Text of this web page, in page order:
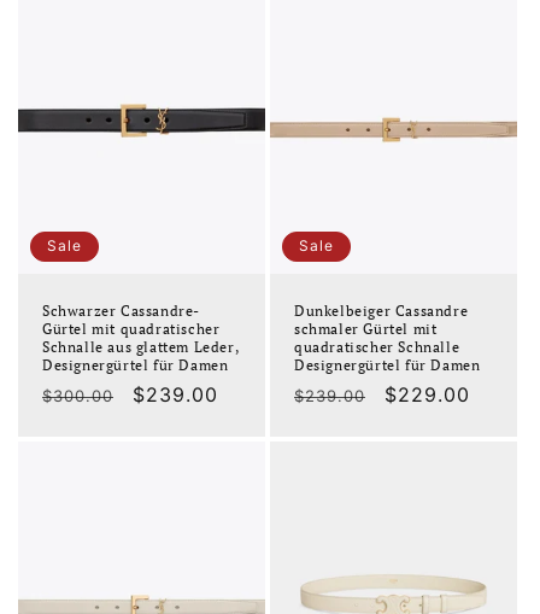
Sale
Schwarzer Cassandre-
Gürtel mit quadratischer
Schnalle aus glattem Leder,
Designergürtel für Damen
Normaler
$300.00 Verkaufspreis
$239.00
Sale
Dunkelbeiger Cassandre
schmaler Gürtel mit
quadratischer Schnalle
Designergürtel für Damen
Normaler
$239.00 Verkaufspreis
$229.00